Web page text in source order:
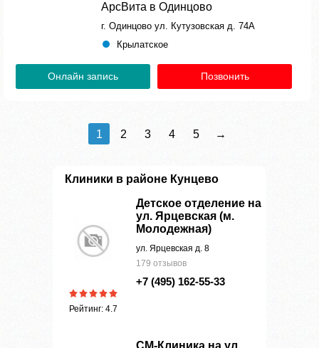
АрсВита в Одинцово
г. Одинцово ул. Кутузовская д. 74А
Крылатское
Онлайн запись Позвонить
1 2 3 4 5 →
Клиники в районе Кунцево
Рейтинг: 4.7
Детское отделение на
ул. Ярцевская (м.
Молодежная)
ул. Ярцевская д. 8
179 отзывов
+7 (495) 162-55-33
СМ-Клиника на ул.